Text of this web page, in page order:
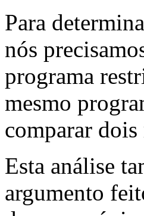
Para
nós
programa
mesmo
comparar
Esta análise
argumento